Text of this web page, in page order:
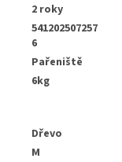
2 roky
541202507257
6
pařeniště
6kg
dřevo
m